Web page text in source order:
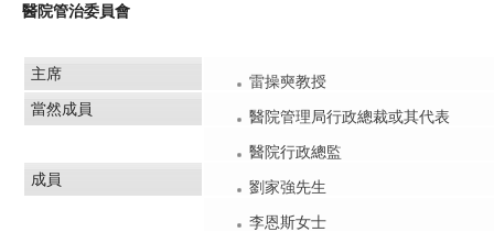
醫院管治委員會
主席
雷操奭教授
當然成員
醫院管理局行政總裁或其代表
醫院行政總監
成員
劉家強先生
李恩斯女士